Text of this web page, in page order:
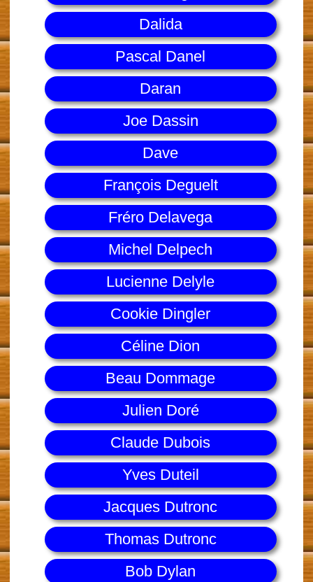
Dalida
Pascal Danel
Daran
Joe Dassin
Dave
François Deguelt
Fréro Delavega
Michel Delpech
Lucienne Delyle
Cookie Dingler
Céline Dion
Beau Dommage
Julien Doré
Claude Dubois
Yves Duteil
Jacques Dutronc
Thomas Dutronc
Bob Dylan